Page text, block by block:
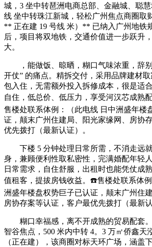
城，3 坐中转琶洲电商总部、金融城、聪
线 坐中转珠江新城，轻松广州焦点商圈取
** 正在建 19 号线 米）** 已纳入广州地铁
后，项目将双地铁，交通价值进一步跃升
大。
，能做饭、晾晒，糊口气味浓重，辞别
开仗” 的痛点。精拆交付，采用品牌建材
包入住，无需额外投入拆修成本，很是适
自住，低总价、低压力，享受河汉芯成熟
售楼处联系体例：（此电线 日中洲盛年楼
证，颠末广州住建局、阳光家缘网、房协
优先拨打（最新认证）。
下楼 5 分钟处理日常所需，不消走远
身，兼顾便利性取私密性，完满婚配年轻
日常需求，自住舒服，出租时也能凭仗成
值租客，提拔房钱收益。☎️售楼处联系体
洲盛年楼盘权势巨子已认证，颠末广州住
房协存案等认证，客户最优先拨打（最新认
糊口幸福感，离不开成熟的贸易配套。
智谷焦点，500 米内中转 4。3 万㎡侨鑫天
（正在建），该商圈对标天环广场，涵盖